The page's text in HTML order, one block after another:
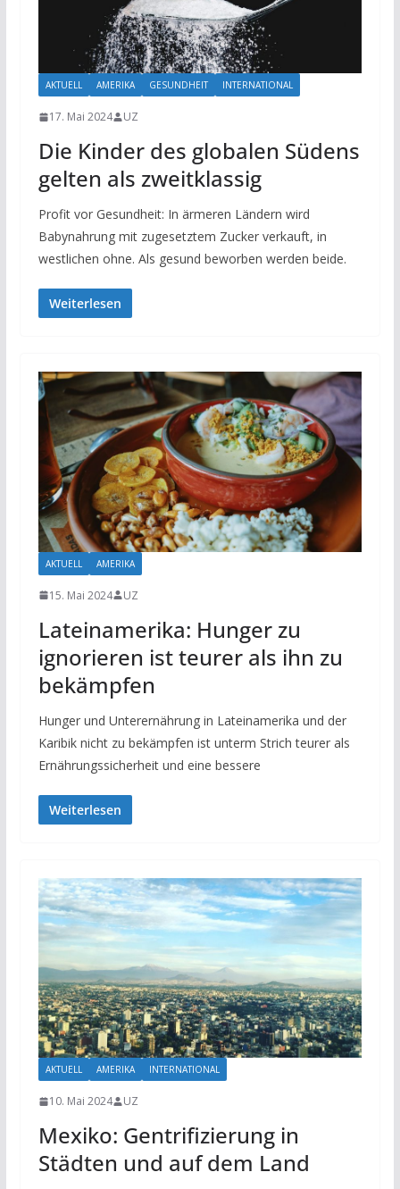
AKTUELL AMERIKA GESUNDHEIT INTERNATIONAL
17. Mai 2024 UZ
Die Kinder des globalen Südens
gelten als zweitklassig
Profit vor Gesundheit: In ärmeren Ländern wird
Babynahrung mit zugesetztem Zucker verkauft, in
westlichen ohne. Als gesund beworben werden beide.
Weiterlesen
AKTUELL AMERIKA
15. Mai 2024 UZ
Lateinamerika: Hunger zu
ignorieren ist teurer als ihn zu
bekämpfen
Hunger und Unterernährung in Lateinamerika und der
Karibik nicht zu bekämpfen ist unterm Strich teurer als
Ernährungssicherheit und eine bessere
Weiterlesen
AKTUELL AMERIKA INTERNATIONAL
10. Mai 2024 UZ
Mexiko: Gentrifizierung in
Städten und auf dem Land